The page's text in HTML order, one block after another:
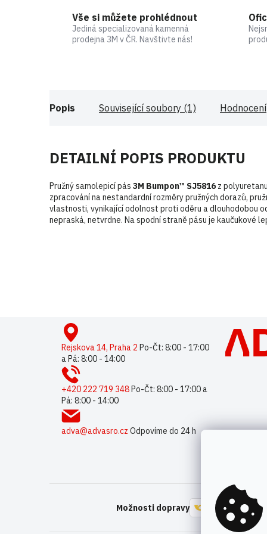
Vše si můžete prohlédnout
Jediná specializovaná kamenná
prodejna 3M v ČR. Navštivte nás!
Popis Související soubory (1) Hodnocení
DETAILNÍ POPIS PRODUKTU
Pružný samolepicí pás 3M Bumpon™ SJ5816z
zpracování na nestandardní rozměry pružných dorazů,
vlastnosti, vynikající odolnost proti oděru a dlouhodobou
nepraská, netvrdne. Na spodní straně pásu je kaučukové
Rejskova 14, Praha 2 Po-Čt: 8:00 - 17:00
a Pá: 8:00 - 14:00
+420 222 719 348 Po-Čt: 8:00 - 17:00 a
Pá: 8:00 - 14:00
adva@advasro.cz Odpovíme do 24 h
Možnosti dopravy